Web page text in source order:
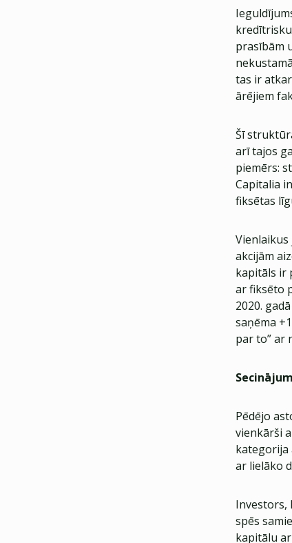
prasībām
tas ir
ārējiem
Šī
arī tajos
piemērs:
Capitalia
fiksētas
akcijām
kapitāls ir
ar fiksēto
2020.
saņēma
par to” ar
Pēdējo
vienkārši
kategorija
ar lielāko
Investors,
spēs
kapitālu